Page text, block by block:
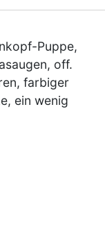
Puppe,
off.
farbiger
ein wenig